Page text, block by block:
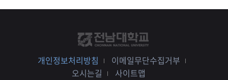
개인정보처리방침
이메일무단수집거부
오시는길
사이트맵